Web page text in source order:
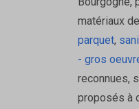
matériaux
parquet,
- gros
reconnues,
proposés à